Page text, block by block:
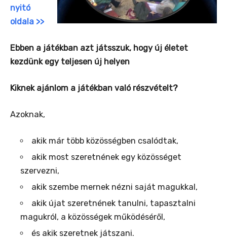
nyitó
oldala >>
Ebben a játékban azt játsszuk, hogy új életet
kezdünk egy teljesen új helyen
Kiknek ajánlom a játékban való részvételt?
Azoknak,
akik már több közösségben csalódtak,
akik most szeretnének egy közösséget
szervezni,
akik szembe mernek nézni saját magukkal,
akik újat szeretnének tanulni, tapasztalni
magukról, a közösségek működéséről,
és akik szeretnek játszani.